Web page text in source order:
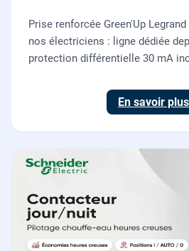
Prise renforcée Green'Up
nos électriciens : ligne dédiée
protection différentielle 30 mA
En savoir plus